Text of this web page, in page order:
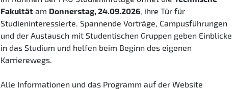
Fakultät am Donnerstag, 24.09.2026, ihre Tür für
Studieninteressierte. Spannende Vorträge, Campusführungen
und der Austausch mit Studentischen Gruppen geben Einblicke
in das Studium und helfen beim Beginn des eigenen
Karrierewegs.
Alle Informationen und das Programm auf der Website